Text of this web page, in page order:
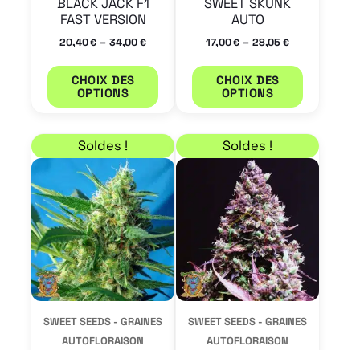
BLACK JACK F1
FAST VERSION
20,40€ – 34,00€
CHOIX DES
OPTIONS
produit
SWEET SKUNK
AUTO
17,00€ – 28,05€
CHOIX DES
OPTIONS
Soldes !
SWEET SEEDS - GRAINES
AUTOFLORAISON
Plage de prix : 25,50 € à 42,50 €
Ce
produit
a
plusieurs
variations.
Les
options
peuvent
Soldes !
SWEET SEEDS - GRAINES
AUTOFLORAISON
Plage de prix :
Ce
produit
Les
options
peuvent